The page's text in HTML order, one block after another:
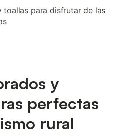
toallas para disfrutar de las
y
perfectas
rural